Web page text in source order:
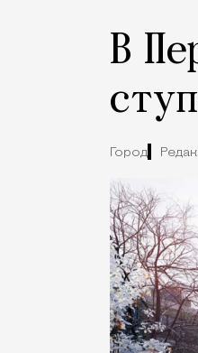
В
Город